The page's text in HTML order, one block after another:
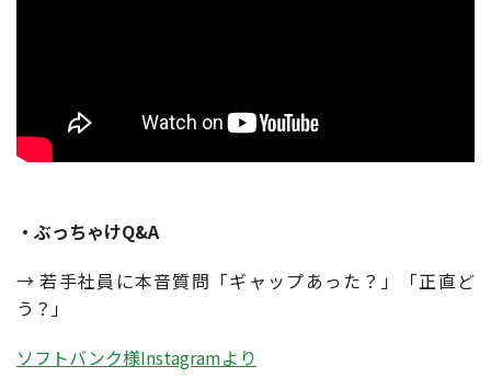
・ぶっちゃけQ&A
→ 若手社員に本音質問「ギャップあった？」「正直ど
う？」
ソフトバンク様Instagramより